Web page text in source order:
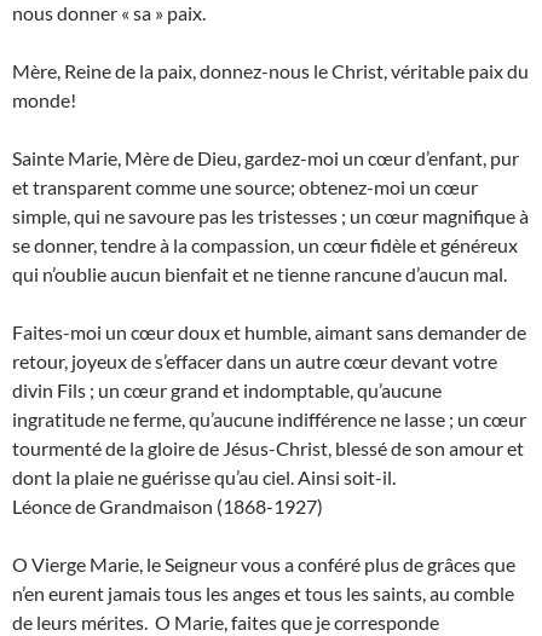
nous donner « sa » paix.
Mère, Reine de la paix, donnez-nous le Christ, véritable paix du
monde!
Sainte Marie, Mère de Dieu, gardez-moi un cœur d’enfant, pur
et transparent comme une source; obtenez-moi un cœur
simple, qui ne savoure pas les tristesses ; un cœur magnifique à
se donner, tendre à la compassion, un cœur fidèle et généreux
qui n’oublie aucun bienfait et ne tienne rancune d’aucun mal.
Faites-moi un cœur doux et humble, aimant sans demander de
retour, joyeux de s’effacer dans un autre cœur devant votre
divin Fils ; un cœur grand et indomptable, qu’aucune
ingratitude ne ferme, qu’aucune indifférence ne lasse ; un cœur
tourmenté de la gloire de Jésus-Christ, blessé de son amour et
dont la plaie ne guérisse qu’au ciel. Ainsi soit-il.
Léonce de Grandmaison (1868-1927)
O Vierge Marie, le Seigneur vous a conféré plus de grâces que
n’en eurent jamais tous les anges et tous les saints, au comble
de leurs mérites. O Marie, faites que je corresponde